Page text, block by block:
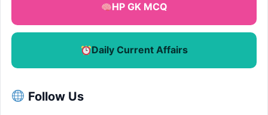
HP GK MCQ
Daily Current Affairs
Follow Us